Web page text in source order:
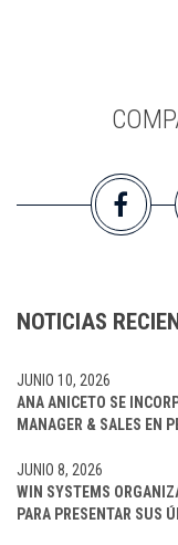
NOTICIAS
ANA ANICETO SE
MANAGER & SALES EN
JUNIO 10, 2026
WIN SYSTEMS
PARA PRESENTAR SUS
JUNIO 8, 2026